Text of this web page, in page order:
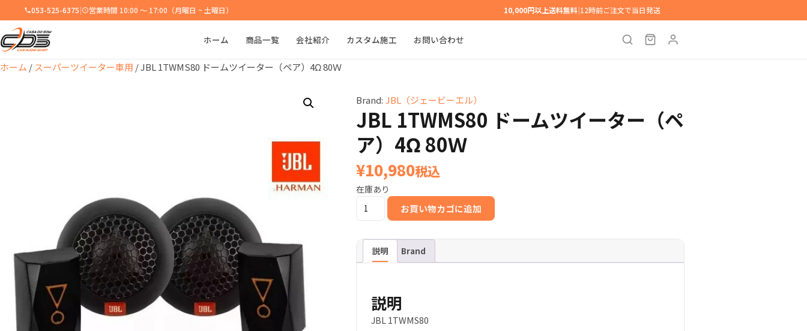
053-525-6375| 営業時間 10:00 ～ 17:00（月曜日 ~ 土曜日） 10,000円以上送料無料|12時前ご注文で当日発送
ホーム 商品一覧 会社紹介 カスタム施工 お問い合わせ
ホーム / スーパーツイーター車用 / JBL 1TWMS80 ドームツイーター（ペア）4Ω 80Ｗ
Brand: JBL（ジェービーエル）
JBL 1TWMS80 ドームツイーター（ペ
ア）4Ω 80Ｗ
¥10,980税込
在庫あり
JBL
1TWMS80 ド
ツ
お買い物カゴに追加
説明 Brand
説明
JBL 1TWMS80